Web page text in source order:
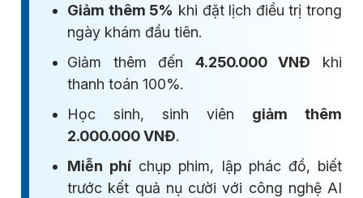
Giảm thêm 5% khi đặt lịch điều trị trong
ngày khám đầu tiên.
Giảm thêm đến 4.250.000 VNĐ khi
thanh toán 100%.
Học sinh, sinh viên giảm thêm
2.000.000 VNĐ.
Miễn phí chụp phim, lập phác đồ, biết
trước kết quả nụ cười với công nghệ AI